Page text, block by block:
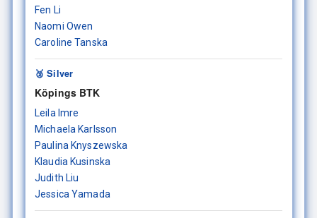
Fen Li
Naomi Owen
Caroline Tanska
🥈 Silver
Köpings BTK
Leila Imre
Michaela Karlsson
Paulina Knyszewska
Klaudia Kusinska
Judith Liu
Jessica Yamada